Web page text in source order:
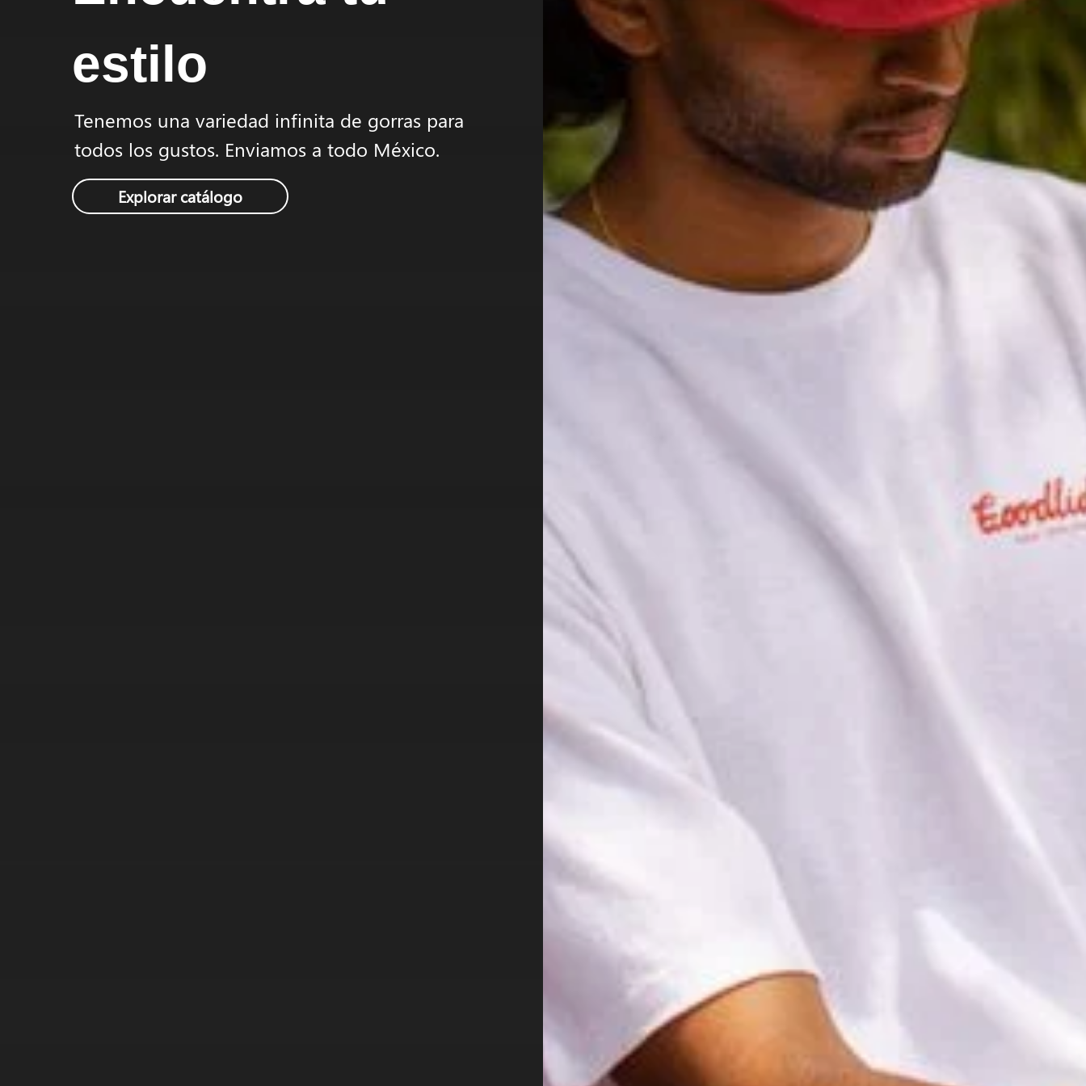
estilo
Tenemos una variedad infinita de gorras para
todos los gustos. Enviamos a todo México.
Explorar catálogo